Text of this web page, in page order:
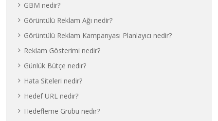
GBM nedir?
Görüntülü Reklam Ağı nedir?
Görüntülü Reklam Kampanyası Planlayıcı nedir?
Reklam Gösterimi nedir?
Günlük Bütçe nedir?
Hata Siteleri nedir?
Hedef URL nedir?
Hedefleme Grubu nedir?